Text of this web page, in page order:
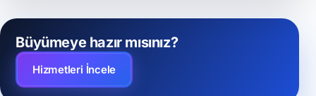
Büyümeye hazır mısınız?
Hizmetleri İncele